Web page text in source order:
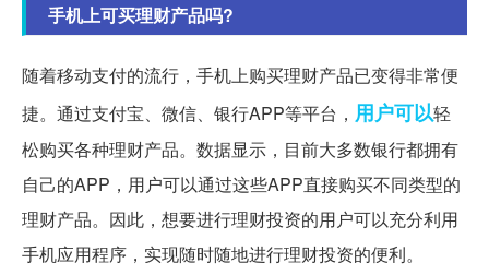
手机上可买理财产品吗?
随着移动支付的流行，手机上购买理财产品已变得非常便
捷。通过支付宝、微信、银行APP等平台， 用户可以轻
松购买各种理财产品。数据显示，目前大多数银行都拥有
自己的APP，用户可以通过这些APP直接购买不同类型的
理财产品。因此，想要进行理财投资的用户可以充分利用
手机应用程序，实现随时随地进行理财投资的便利。